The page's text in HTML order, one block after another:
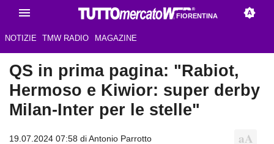
FIORENTINA
NOTIZIE TMW RADIO MAGAZINE
QS in prima pagina: "Rabiot,
Hermoso e Kiwior: super derby
Milan-Inter per le stelle"
19.07.2024 07:58 di Antonio Parrotto